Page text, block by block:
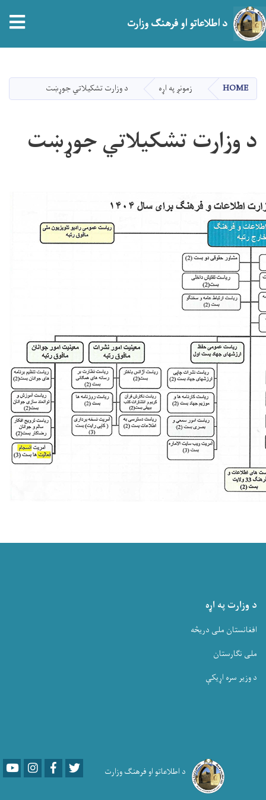
دانګل
د اطلاعاتو او فرهنګ وزارت
HOME زمونږ په اړه د وزارت تشکیلاتي جوړښت
د وزارت تشکیلاتي جوړښت
د وزارت په اړه
افغانستان ملی دریڅه
ملی نگارستان
د وزیر سره اړیکې
د اطلاعاتو او فرهنګ وزارت YoutubeLinkedInFacebook